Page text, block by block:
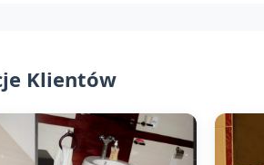
Klientów